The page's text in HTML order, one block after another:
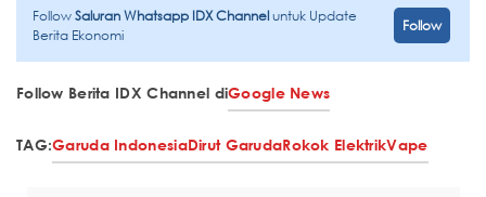
FollowSaluran Whatsapp IDX Channeluntuk Update
Berita Ekonomi
Follow
Follow Berita IDX Channel diGoogle News
TAG:Garuda IndonesiaDirut GarudaRokok ElektrikVape